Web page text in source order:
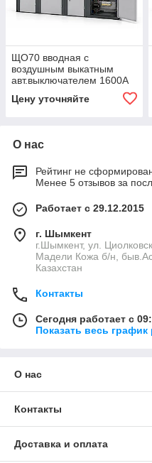
ЩО70 вводная с
воздушным выкатным
авт.выключателем 1600А
Цену уточняйте
О нас
Рейтинг не
Менее 5 отзывов за
Работает с 29.12.2015
г. Шымкент
г.Шымкент, ул.
Мадели Кожа б/н,
Казахстан
Контакты
Сегодня работает с
Показать весь
О нас
Контакты
Доставка и оплата